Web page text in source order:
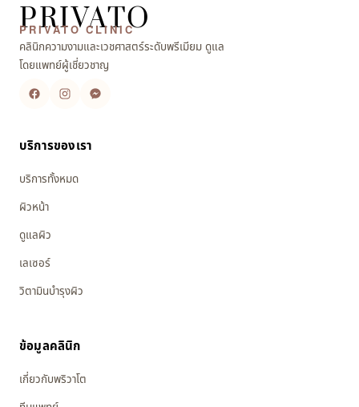
PRIVATO
PRIVATO CLINIC
คลินิกความงามและเวชศาสตร์ระดับพรีเมียม ดูแล
โดยแพทย์ผู้เชี่ยวชาญ
บริการของเรา
บริการทั้งหมด
ผิวหน้า
ดูแลผิว
เลเซอร์
วิตามินบำรุงผิว
ข้อมูลคลินิก
เกี่ยวกับพริวาโต